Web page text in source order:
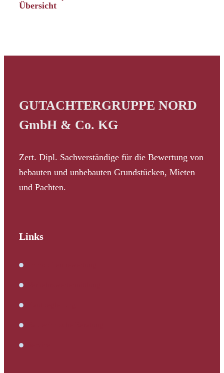
Übersicht
GUTACHTERGRUPPE NORD
GmbH & Co. KG
Zert. Dipl. Sachverständige für die Bewertung von
bebauten und unbebauten Grundstücken, Mieten
und Pachten.
Links